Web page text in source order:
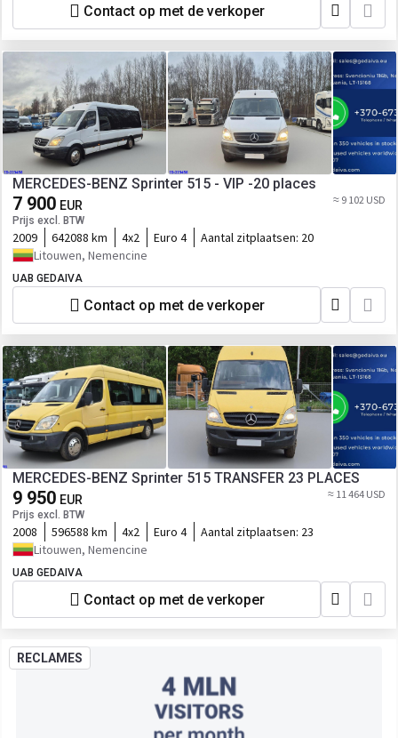
Contact op met de verkoper
MERCEDES-BENZ Sprinter 515 - VIP -20 places
7 900 EUR
Prijs excl. BTW
≈ 9 102 USD
2009 642088 km 4x2 Euro 4 Aantal zitplaatsen: 20
Litouwen, Nemencine
UAB GEDAIVA
Contact op met de verkoper
MERCEDES-BENZ Sprinter 515 TRANSFER 23 PLACES
9 950 EUR
Prijs excl. BTW
≈ 11 464 USD
2008 596588 km 4x2 Euro 4 Aantal zitplaatsen: 23
Litouwen, Nemencine
UAB GEDAIVA
Contact op met de verkoper
RECLAMES